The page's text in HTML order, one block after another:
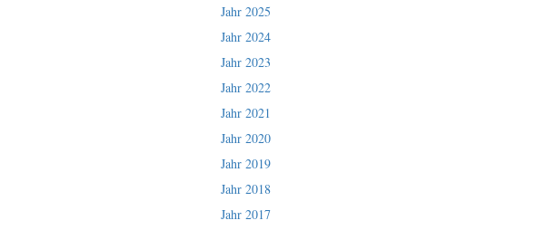
Jahr 2025
Jahr 2024
Jahr 2023
Jahr 2022
Jahr 2021
Jahr 2020
Jahr 2019
Jahr 2018
Jahr 2017